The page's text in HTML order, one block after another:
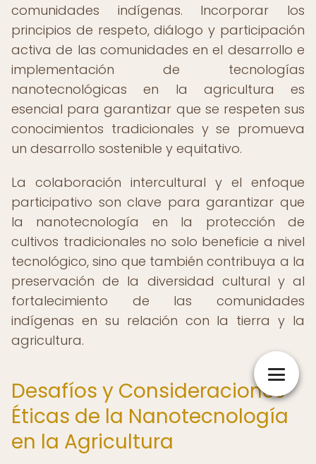
comunidades indígenas. Incorporar los
principios de respeto, diálogo y participación
activa de las comunidades en el desarrollo e
implementación de tecnologías
nanotecnológicas en la agricultura es
esencial para garantizar que se respeten sus
conocimientos tradicionales y se promueva
un desarrollo sostenible y equitativo.
La colaboración intercultural y el enfoque
participativo son clave para garantizar que
la nanotecnología en la protección de
cultivos tradicionales no solo beneficie a nivel
tecnológico, sino que también contribuya a la
preservación de la diversidad cultural y al
fortalecimiento de las comunidades
indígenas en su relación con la tierra y la
agricultura.
Desafíos y Consideraciones
Éticas de la Nanotecnología
en la Agricultura